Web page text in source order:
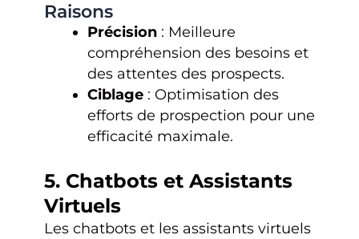
Raisons
Précision: Meilleure
compréhension des besoins et
des attentes des prospects.
Ciblage: Optimisation des
efforts de prospection pour une
efficacité maximale.
5. Chatbots et Assistants
Virtuels
Les chatbots et les assistants virtuels